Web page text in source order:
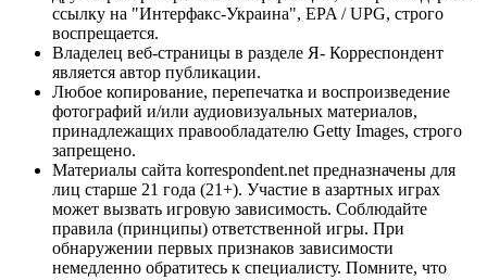
ссылку на "Интерфакс-Украина", EPA / UPG, строго
воспрещается.
Владелец веб-страницы в разделе Я- Корреспондент
является автор публикации.
Любое копирование, перепечатка и воспроизведение
фотографий и/или аудиовизуальных материалов,
принадлежащих правообладателю Getty Images, строго
запрещено.
Материалы сайта korrespondent.net предназначены для
лиц старше 21 года (21+). Участие в азартных играх
может вызвать игровую зависимость. Соблюдайте
правила (принципы) ответственной игры. При
обнаружении первых признаков зависимости
немедленно обратитесь к специалисту. Помните, что